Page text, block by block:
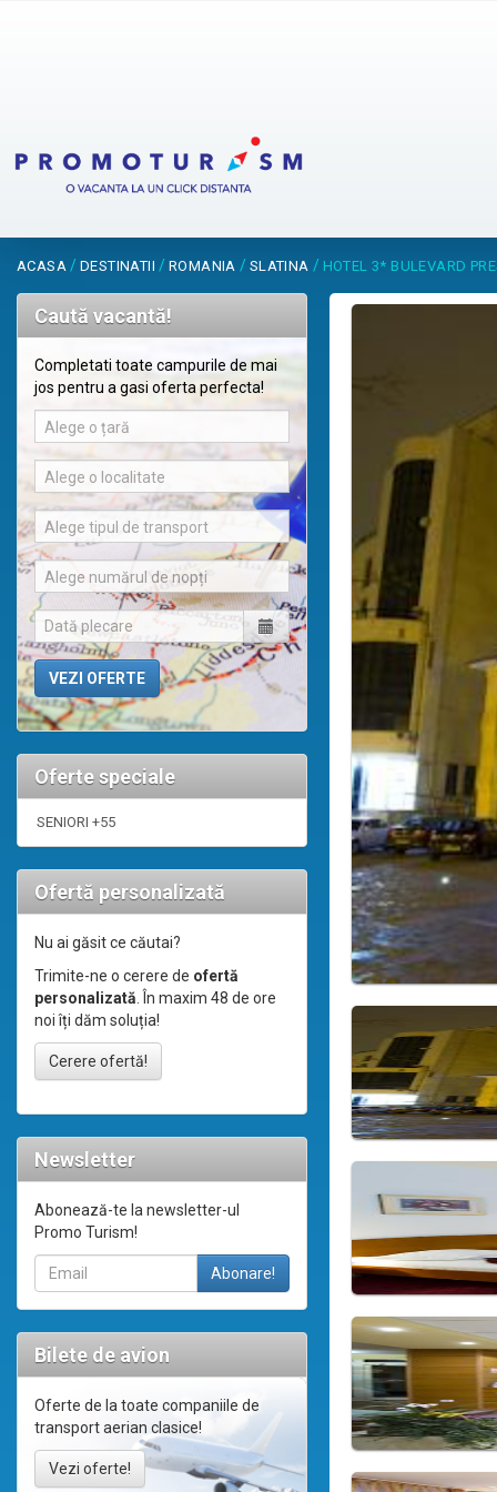
ACASA / DESTINATII / ROMANIA / SLATINA / HOTEL 3* BULEVARD
Caută vacantă!
Completati toate campurile de mai
jos pentru a gasi oferta perfecta!
Alege o țară
Alege o localitate
Alege tipul de transport
Alege numărul de nopți
Oferte speciale
SENIORI +55
Ofertă personalizată
Nu ai găsit ce căutai?
Trimite-ne o cerere de ofertă
personalizată. În maxim 48 de ore
noi îți dăm soluția!
Cerere ofertă!
Newsletter
Abonează-te la newsletter-ul
Promo Turism!
Bilete de avion
Oferte de la toate companiile de
transport aerian clasice!
Vezi oferte!